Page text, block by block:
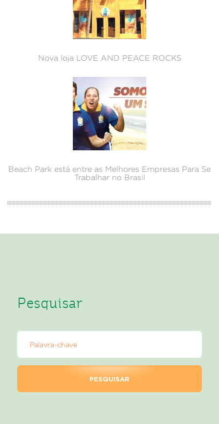
Nova loja LOVE AND PEACE ROCKS
Beach Park está entre as Melhores Empresas Para Se
Trabalhar no Brasil
Pesquisar